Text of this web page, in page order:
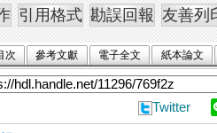
次 參考文獻 電子全文 紙本論文
Twitter